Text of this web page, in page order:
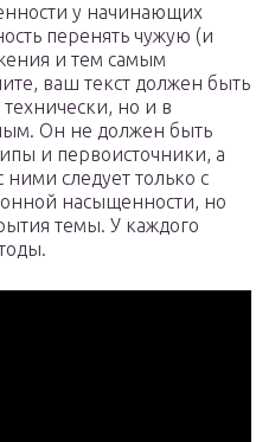
у начинающих
перенять чужую (и
и тем самым
ваш текст должен быть
но и в
Он не должен быть
и первоисточники, а
ними следует только с
насыщенности, но
темы. У каждого